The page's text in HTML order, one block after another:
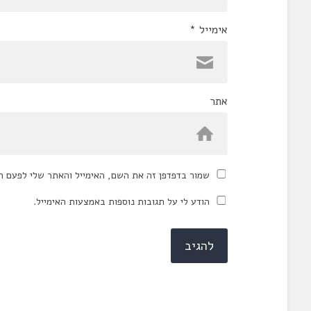
אימייל *
אתר
שמור בדפדפן זה את השם, האימייל והאתר שלי לפעם
הודע לי על תגובות נוספות באמצעות האימייל.